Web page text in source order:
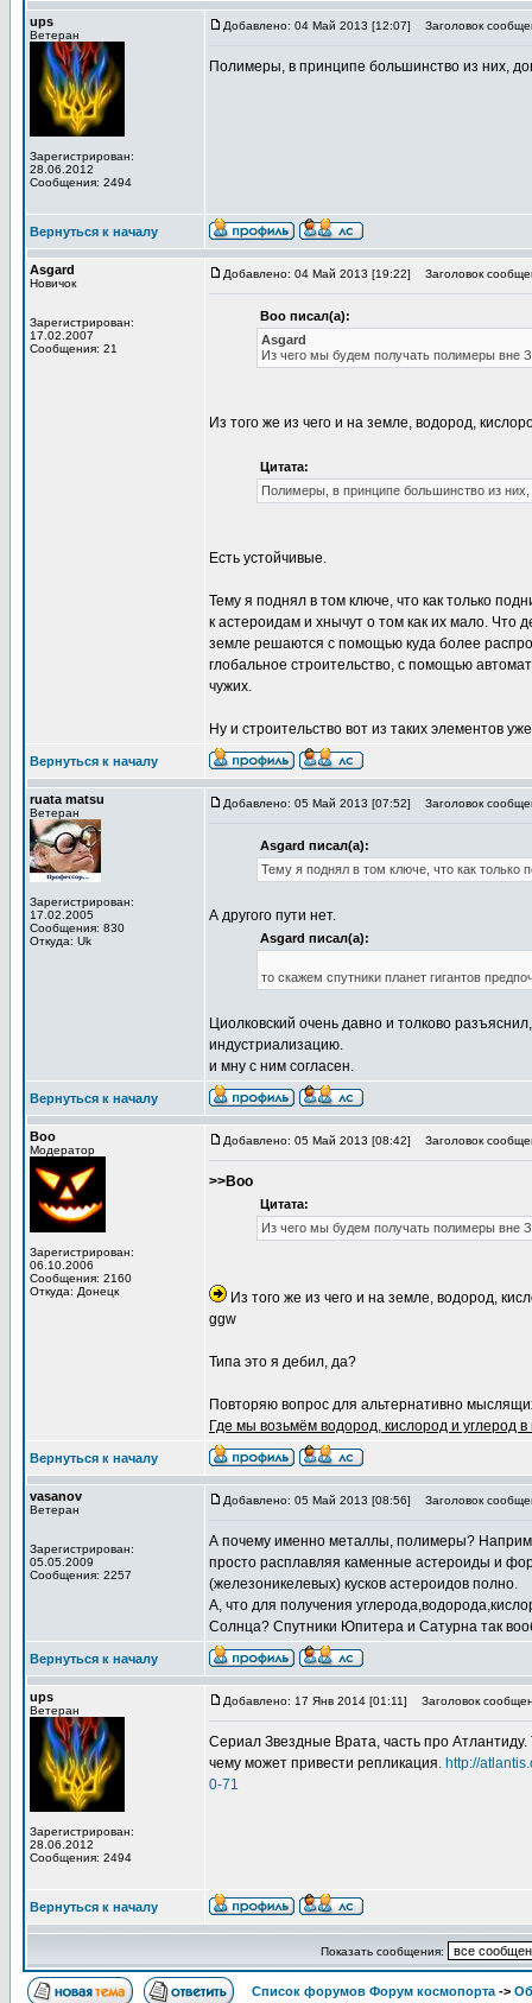
ups
Ветеран
Зарегистрирован:
28.06.2012
Сообщения: 2494
Добавлено: 04 Май 2013 [12:07] Заголовок
Полимеры, в принципе большинство из них,
Вернуться к началу
Asgard
Новичок
Зарегистрирован:
17.02.2007
Сообщения: 21
Добавлено: 04 Май 2013 [19:22] Заголовок
Boo писал(а):
Asgard
Из чего мы будем получать полимеры вне
Из того же из чего и на земле, водород,
Цитата:
Полимеры, в принципе большинство из
Есть устойчивые.
Тему я поднял в том ключе, что как только
к астероидам и хнычут о том как их мало.
земле решаются с помощью куда более
глобальное строительство, с помощью
чужих.
Ну и строительство вот из таких элементов
Вернуться к началу
ruata matsu
Ветеран
Зарегистрирован:
17.02.2005
Сообщения: 830
Откуда: Uk
Добавлено: 05 Май 2013 [07:52] Заголовок
Asgard писал(а):
Тему я поднял в том ключе, что как только
А другого пути нет.
Asgard писал(а):
то скажем спутники планет гигантов
Циолковский очень давно и толково
индустриализацию.
и мну с ним согласен.
Вернуться к началу
Boo
Модератор
Зарегистрирован:
06.10.2006
Сообщения: 2160
Откуда: Донецк
Добавлено: 05 Май 2013 [08:42] Заголовок
>>Boo
Цитата:
Из чего мы будем получать полимеры вне
Из того же из чего и на земле, водород,
ggw
Типа это я дебил, да?
Повторяю вопрос для альтернативно
Где мы возьмём водород, кислород и
Вернуться к началу
vasanov
Ветеран
Зарегистрирован:
05.05.2009
Сообщения: 2257
Добавлено: 05 Май 2013 [08:56] Заголовок
А почему именно металлы, полимеры?
просто расплавляя каменные астероиды и
(железоникелевых) кусков астероидов полно.
А, что для получения
Солнца? Спутники Юпитера и Сатурна так
Вернуться к началу
ups
Ветеран
Зарегистрирован:
28.06.2012
Сообщения: 2494
Добавлено: 17 Янв 2014 [01:11] Заголовок
Сериал Звездные Врата, часть про
чему может привести репликация. http://
0-71
Вернуться к началу
Показать сообщения:
Список форумов Форум космопорта ->